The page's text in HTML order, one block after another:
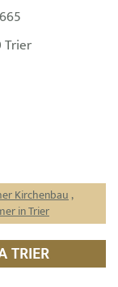
Trier
Kirchenbau,
in Trier
TRIER